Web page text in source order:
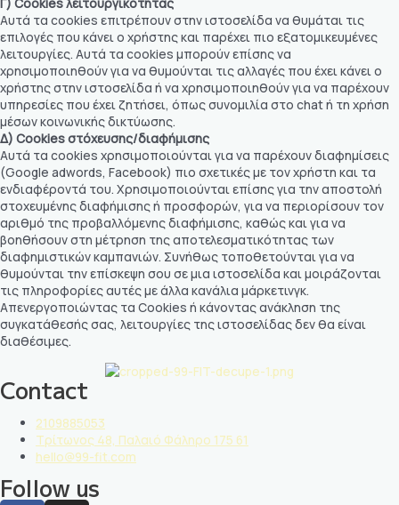
Αυτά τα cookies επιτρέπουν στην ιστοσελίδα να θυμάται τις
επιλογές που κάνει ο χρήστης και παρέχει πιο εξατομικευμένες
λειτουργίες. Αυτά τα cookies μπορούν επίσης να
χρησιμοποιηθούν για να θυμούνται τις αλλαγές που έχει κάνει ο
χρήστης στην ιστοσελίδα ή να χρησιμοποιηθούν για να παρέχουν
υπηρεσίες που έχει ζητήσει, όπως συνομιλία στο chat ή τη χρήση
μέσων κοινωνικής δικτύωσης.
Δ) Cookiesστόχευσης/διαφήμισης
Αυτά τα cookies χρησιμοποιούνται για να παρέχουν διαφημίσεις
(Google adwords, Facebook) πιο σχετικές με τον χρήστη και τα
ενδιαφέροντά του. Χρησιμοποιούνται επίσης για την αποστολή
στοχευμένης διαφήμισης ή προσφορών, για να περιορίσουν τον
αριθμό της προβαλλόμενης διαφήμισης, καθώς και για να
βοηθήσουν στη μέτρηση της αποτελεσματικότητας των
διαφημιστικών καμπανιών. Συνήθως τοποθετούνται για να
θυμούνται την επίσκεψη σου σε μια ιστοσελίδα και μοιράζονται
τις πληροφορίες αυτές με άλλα κανάλια μάρκετινγκ.
Απενεργοποιώντας τα Cookies ή κάνοντας ανάκληση της
συγκατάθεσής σας, λειτουργίες της ιστοσελίδας δεν θα είναι
διαθέσιμες.
Contact
2109885053
Τρίτωνος 48, Παλαιό Φάληρο 175 61
hello@99-fit.com
Follow us